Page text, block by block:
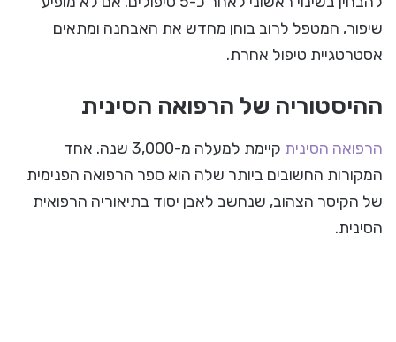
שיפור, המטפל לרוב בוחן מחדש את האבחנה ומתאים
אסטרטגיית טיפול אחרת.
ההיסטוריה של הרפואה הסינית
הרפואה הסינית
קיימת למעלה מ-3,000 שנה. אחד
המקורות החשובים ביותר שלה הוא ספר הרפואה הפנימית
של הקיסר הצהוב, שנחשב לאבן יסוד בתיאוריה הרפואית
הסינית.